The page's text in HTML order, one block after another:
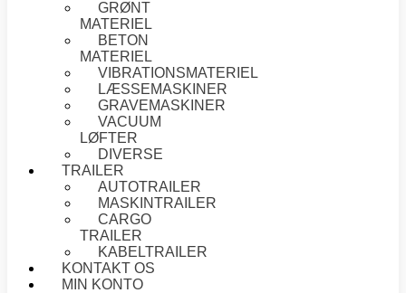
GRØNT
MATERIEL
BETON
MATERIEL
VIBRATIONSMATERIEL
LÆSSEMASKINER
GRAVEMASKINER
VACUUM
LØFTER
DIVERSE
TRAILER
AUTOTRAILER
MASKINTRAILER
CARGO
TRAILER
KABELTRAILER
KONTAKT OS
MIN KONTO